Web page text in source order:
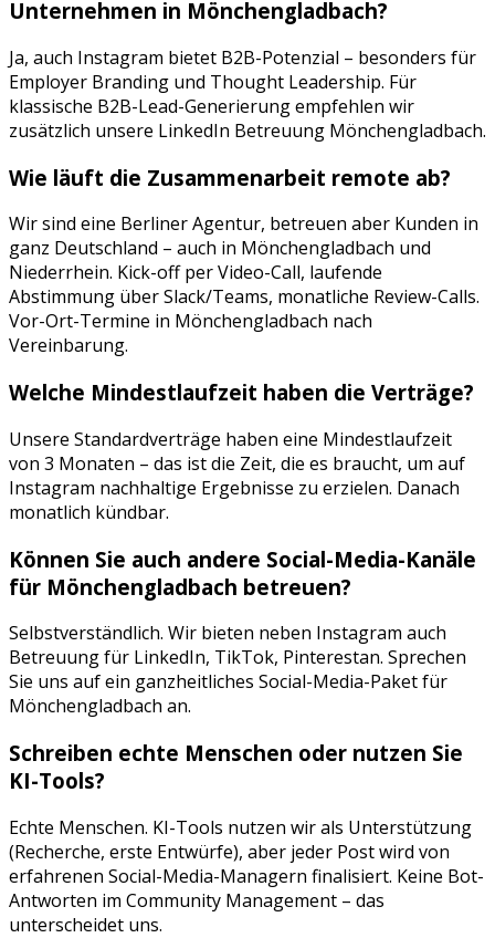
Unternehmen in Mönchengladbach?
Ja, auch Instagram bietet B2B-Potenzial – besonders für
Employer Branding und Thought Leadership. Für
klassische B2B-Lead-Generierung empfehlen wir
zusätzlich unsere LinkedIn Betreuung Mönchengladbach.
Wie läuft die Zusammenarbeit remote ab?
Wir sind eine Berliner Agentur, betreuen aber Kunden in
ganz Deutschland – auch in Mönchengladbach und
Niederrhein. Kick-off per Video-Call, laufende
Abstimmung über Slack/Teams, monatliche Review-Calls.
Vor-Ort-Termine in Mönchengladbach nach
Vereinbarung.
Welche Mindestlaufzeit haben die Verträge?
Unsere Standardverträge haben eine Mindestlaufzeit
von 3 Monaten – das ist die Zeit, die es braucht, um auf
Instagram nachhaltige Ergebnisse zu erzielen. Danach
monatlich kündbar.
Können Sie auch andere Social-Media-Kanäle
für Mönchengladbach betreuen?
Selbstverständlich. Wir bieten neben Instagram auch
Betreuung für LinkedIn, TikTok, Pinterestan. Sprechen
Sie uns auf ein ganzheitliches Social-Media-Paket für
Mönchengladbach an.
Schreiben echte Menschen oder nutzen Sie
KI-Tools?
Echte Menschen. KI-Tools nutzen wir als Unterstützung
(Recherche, erste Entwürfe), aber jeder Post wird von
erfahrenen Social-Media-Managern finalisiert. Keine Bot-
Antworten im Community Management – das
unterscheidet uns.